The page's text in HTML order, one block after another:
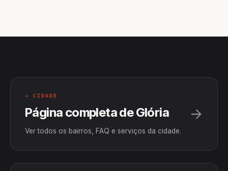
→ CIDADE
Página completa de Glória
Ver todos os bairros, FAQ e serviços da cidade.